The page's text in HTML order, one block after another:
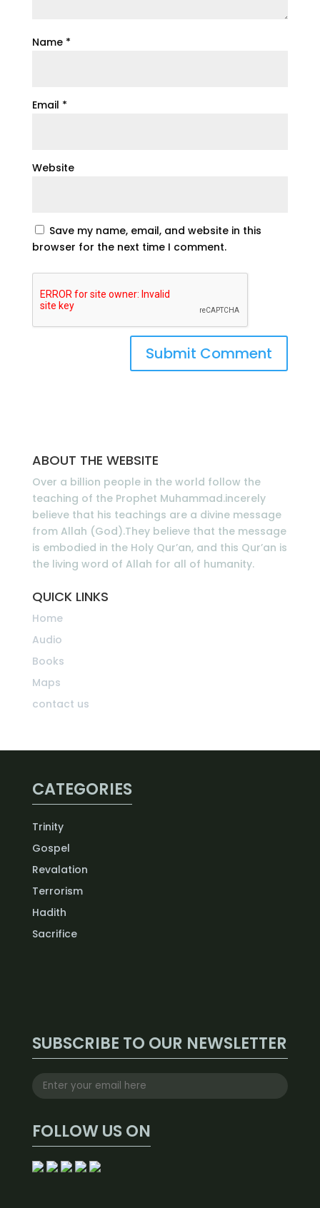
Name *
Email *
Website
Save my name, email, and website in this
browser for the next time I comment.
ABOUT THE WEBSITE
Over a billion people in the world follow the
teaching of the Prophet Muhammad.incerely
believe that his teachings are a divine message
from Allah (God).They believe that the message
is embodied in the Holy Qur’an, and this Qur’an is
the living word of Allah for all of humanity.
QUICK LINKS
Home
Audio
Books
Maps
contact us
CATEGORIES
Trinity
Gospel
Revalation
Terrorism
Hadith
Sacrifice
SUBSCRIBE TO OUR NEWSLETTER
FOLLOW US ON